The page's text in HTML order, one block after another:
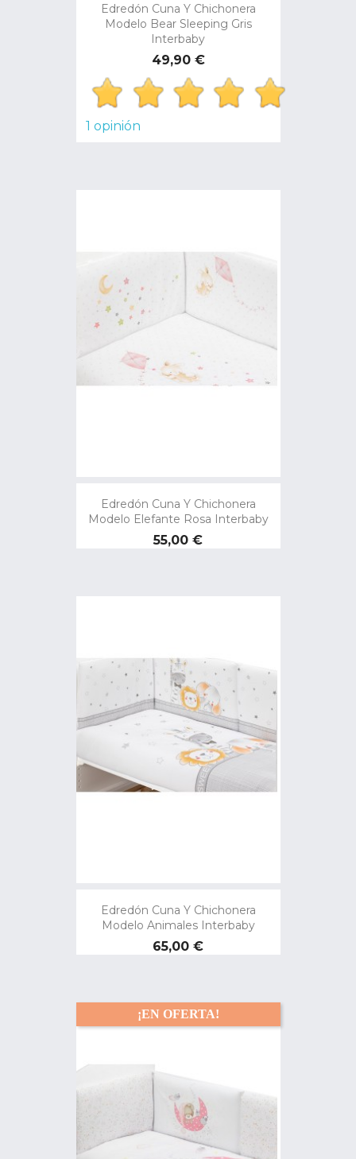
Edredón Cuna Y Chichonera
Modelo Bear Sleeping Gris
Interbaby
Precio
49,90 €
1 opinión
Edredón Cuna Y Chichonera
Modelo Elefante Rosa Interbaby
Precio
55,00 €
Edredón Cuna Y Chichonera
Modelo Animales Interbaby
Precio
65,00 €
¡EN OFERTA!